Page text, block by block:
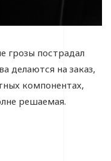
грозы пострадал
делаются на заказ,
компонентах,
решаемая.